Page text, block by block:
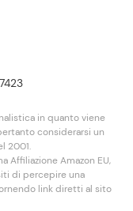
in quanto viene
considerarsi un
2001.
Affiliazione Amazon EU,
di percepire una
link diretti al sito